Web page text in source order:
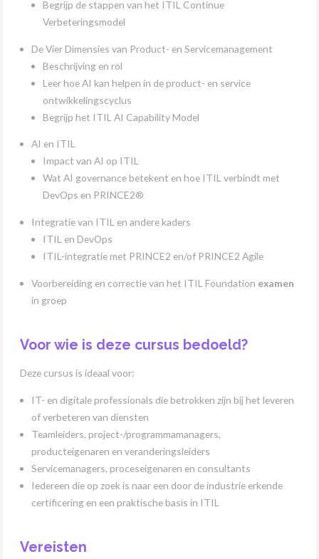
Begrijp de stappen van het ITIL Continue
Verbeteringsmodel
De Vier Dimensies van Product- en Servicemanagement
Beschrijving en rol
Leer hoe AI kan helpen in de product- en service
ontwikkelingscyclus
Begrijp het ITIL AI Capability Model
AI en ITIL
Impact van AI op ITIL
Wat AI governance betekent en hoe ITIL verbindt met
DevOps en PRINCE2®
Integratie van ITIL en andere kaders
ITIL en DevOps
ITIL-integratie met PRINCE2 en/of PRINCE2 Agile
Voorbereiding en correctie van het ITIL Foundation examen
in groep
Voor wie is deze cursus bedoeld?
Deze cursus is ideaal voor:
IT- en digitale professionals die betrokken zijn bij het leveren
of verbeteren van diensten
Teamleiders, project-/programmamanagers,
producteigenaren en veranderingsleiders
Servicemanagers, proceseigenaren en consultants
Iedereen die op zoek is naar een door de industrie erkende
certificering en een praktische basis in ITIL
Vereisten